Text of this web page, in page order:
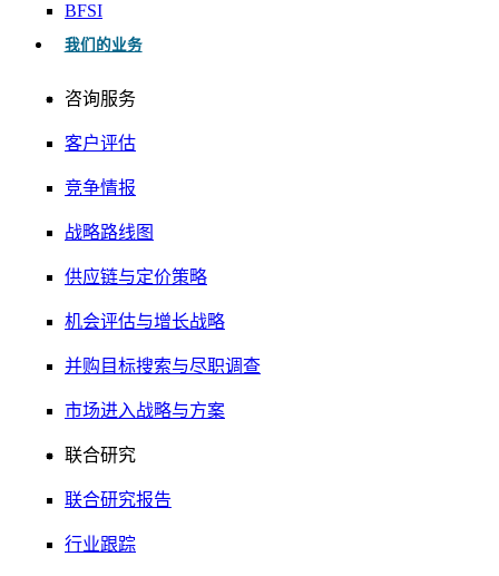
BFSI
我们的业务
咨询服务
客户评估
竞争情报
战略路线图
供应链与定价策略
机会评估与增长战略
并购目标搜索与尽职调查
市场进入战略与方案
联合研究
联合研究报告
行业跟踪